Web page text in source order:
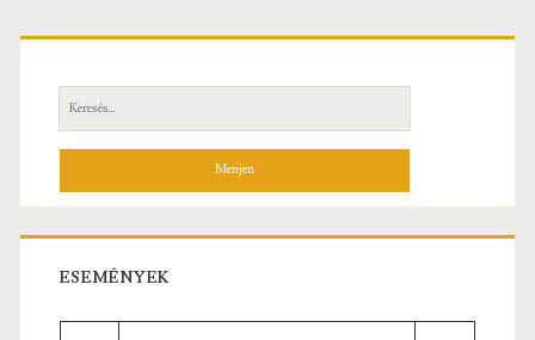
Elsődleges
oldalsáv
Keresés:
ESEMÉNYEK